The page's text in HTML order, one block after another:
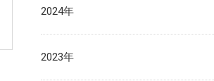
2024年
2023年